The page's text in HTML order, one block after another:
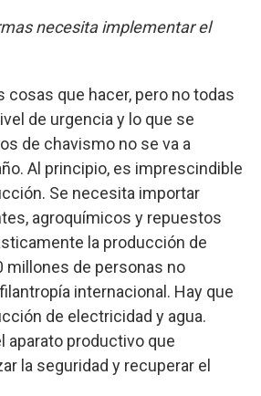
necesita implementar el
que hacer, pero no todas
de urgencia y lo que se
de chavismo no se va a
Al principio, es imprescindible
Se necesita importar
agroquímicos y repuestos
la producción de
millones de personas no
internacional. Hay que
de electricidad y agua.
aparato productivo que
la seguridad y recuperar el